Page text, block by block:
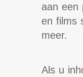
aan een
en films
meer.
Als u